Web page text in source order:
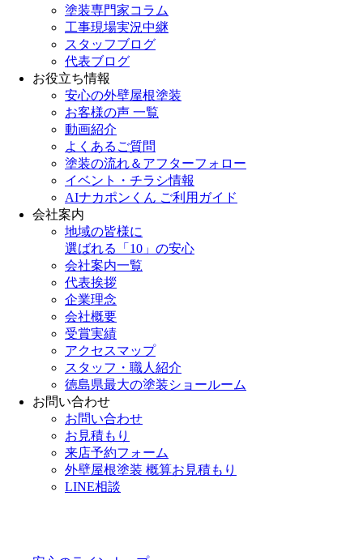
塗装専門家コラム
工事現場実況中継
スタッフブログ
代表ブログ
お役立ち情報
安心の外壁屋根塗装
お客様の声 一覧
動画紹介
よくあるご質問
塗装の流れ＆アフターフォロー
イベント・チラシ情報
AIナカポンくん ご利用ガイド
会社案内
地域の皆様に
選ばれる「10」の安心
会社案内一覧
代表挨拶
企業理念
会社概要
受賞実績
アクセスマップ
スタッフ・職人紹介
徳島県最大の塗装ショールーム
お問い合わせ
お問い合わせ
お見積もり
来店予約フォーム
外壁屋根塗装 概算お見積もり
LINE相談